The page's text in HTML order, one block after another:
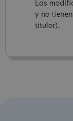
Las
y no
titular).